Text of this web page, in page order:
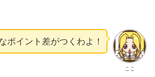
ここ
ポイント差がつくわよ！